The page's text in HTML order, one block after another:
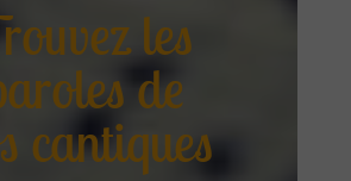
les
de
cantiques